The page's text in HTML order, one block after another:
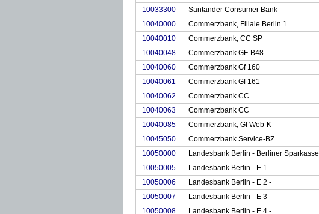
10033300
Santander Consumer Bank
10040000
Commerzbank, Filiale Berlin 1
10040010
Commerzbank, CC SP
10040048
Commerzbank GF-B48
10040060
Commerzbank Gf 160
10040061
Commerzbank Gf 161
10040062
Commerzbank CC
10040063
Commerzbank CC
10040085
Commerzbank, Gf Web-K
10045050
Commerzbank Service-BZ
10050000
Landesbank Berlin - Berliner Sparkasse
10050005
Landesbank Berlin - E 1 -
10050006
Landesbank Berlin - E 2 -
10050007
Landesbank Berlin - E 3 -
10050008
Landesbank Berlin - E 4 -